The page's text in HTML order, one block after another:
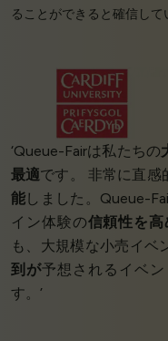
ることができると確信して
‘Queue-Fairは私たちの
最適です。 非常に直感
能しました。Queue-
イン体験の信頼性を高
も、大規模な小売イベ
到が予想されるイベ
す。’